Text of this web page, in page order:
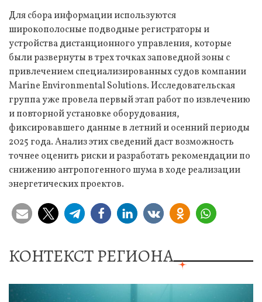
Для сбора информации используются
широкополосные подводные регистраторы и
устройства дистанционного управления, которые
были развернуты в трех точках заповедной зоны с
привлечением специализированных судов компании
Marine Environmental Solutions. Исследовательская
группа уже провела первый этап работ по извлечению
и повторной установке оборудования,
фиксировавшего данные в летний и осенний периоды
2025 года. Анализ этих сведений даст возможность
точнее оценить риски и разработать рекомендации по
снижению антропогенного шума в ходе реализации
энергетических проектов.
КОНТЕКСТ РЕГИОНА